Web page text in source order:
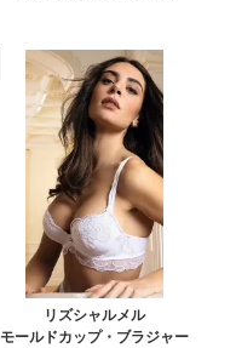
リズシャルメル
モールドカップ・ブラジャー